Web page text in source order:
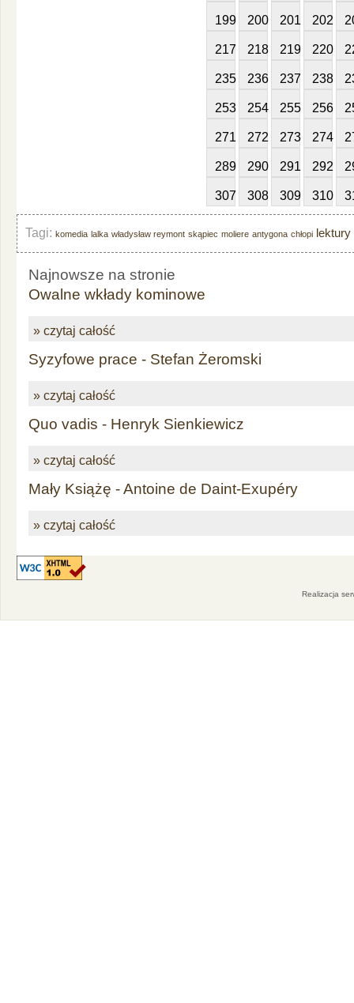
199 200 201 202
217 218 219 220
235 236 237 238
253 254 255 256
271 272 273 274
289 290 291 292
307 308 309 310
Tagi: komedia lalka władysław reymont skąpiec moliere antygona chłopi lektury
Najnowsze na stronie
Owalne wkłady kominowe
» czytaj całość
Syzyfowe prace - Stefan Żeromski
» czytaj całość
Quo vadis - Henryk Sienkiewicz
» czytaj całość
Mały Książę - Antoine de Daint-Exupéry
» czytaj całość
Realizacja